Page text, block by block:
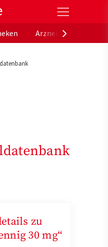
Gesundheitsportal der
zu
30 mg“